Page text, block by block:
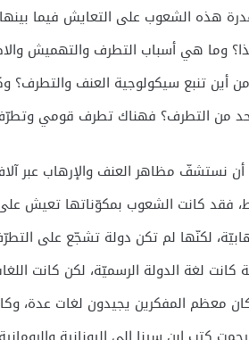
قدرة هذه الشعوب على التعايش فيما
وما هي أسباب التطرف والتهميش
أين تنبع سيكولوجية العنف
من التطرف؟ فهناك تطرف قومي وتطرّف
أن نستشفّ مظاهر العنف والإرهاب عبر
فقد كانت الشعوب بمكوّناتها تعيش
لكنّها لم تكن دولة تشجّع على
لغة الدولة الرسميّة، لكن كانت
معظم المفكرين يجيدون لغات عدة،